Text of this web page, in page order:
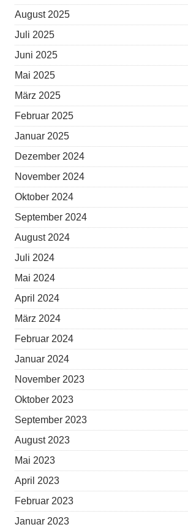
August 2025
Juli 2025
Juni 2025
Mai 2025
März 2025
Februar 2025
Januar 2025
Dezember 2024
November 2024
Oktober 2024
September 2024
August 2024
Juli 2024
Mai 2024
April 2024
März 2024
Februar 2024
Januar 2024
November 2023
Oktober 2023
September 2023
August 2023
Mai 2023
April 2023
Februar 2023
Januar 2023